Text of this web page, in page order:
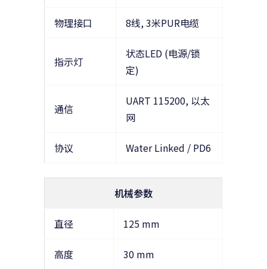
物理接口 8线, 3米PUR电缆
指示灯
状态LED (电源/锁
定)
通信
UART 115200, 以太
网
协议 Water Linked / PD6
机械参数
直径 125 mm
高度 30 mm